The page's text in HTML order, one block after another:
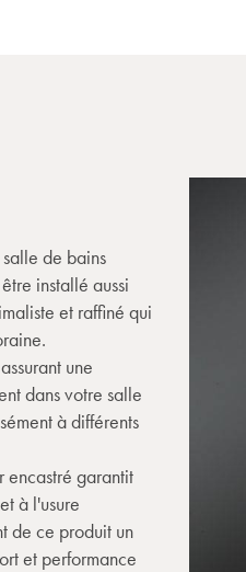
de bains
installé aussi
et raffiné qui
une
dans votre salle
à différents
encastré garantit
à l'usure
de ce produit un
et performance